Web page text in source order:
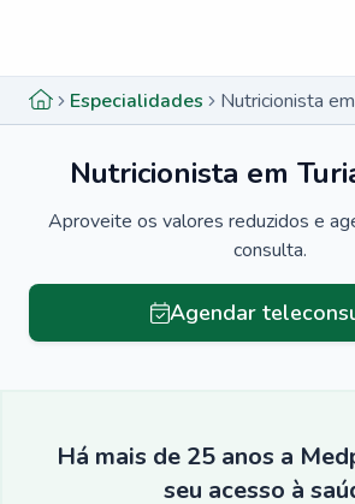
Especialidades
Nutricionista em
Aproveite os valores reduzidos e
consulta.
Agendar
Há mais de 25 anos a
seu acesso à